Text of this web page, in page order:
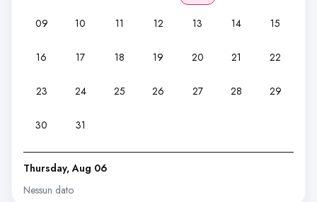
09 10 11 12 13 14 15
16 17 18 19 20 21 22
23 24 25 26 27 28 29
30 31
Thursday, Aug 06
Nessun dato